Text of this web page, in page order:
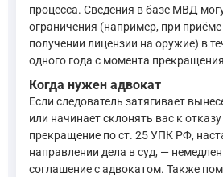
процесса. Сведения в базе МВД
ограничения (например, при
получении лицензии на оружие) в
одного года с момента
Когда нужен адвокат
Если следователь затягивает
или начинает склонять вас к
прекращение по ст. 25 УПК РФ,
направлении дела в суд, —
соглашение с адвокатом. Также